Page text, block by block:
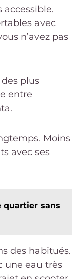
avec
n’avez pas
plus
entre
Moins
avec ses
quartier sans
des habitués.
une eau très